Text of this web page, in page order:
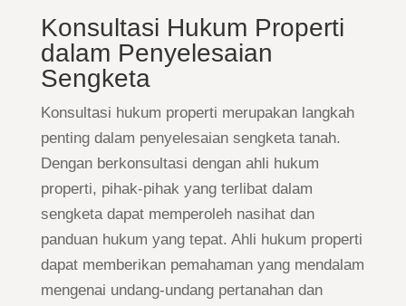
Konsultasi Hukum Properti
dalam Penyelesaian
Sengketa
Konsultasi hukum properti merupakan langkah
penting dalam penyelesaian sengketa tanah.
Dengan berkonsultasi dengan ahli hukum
properti, pihak-pihak yang terlibat dalam
sengketa dapat memperoleh nasihat dan
panduan hukum yang tepat. Ahli hukum properti
dapat memberikan pemahaman yang mendalam
mengenai undang-undang pertanahan dan